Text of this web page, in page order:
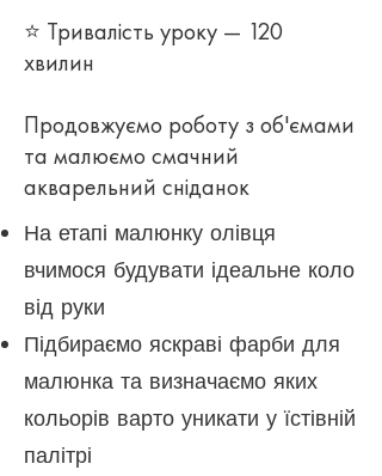
⭐ Тривалість уроку — 120
хвилин
Продовжуємо роботу з об'ємами
та малюємо смачний
акварельний сніданок
На етапі малюнку олівця
вчимося будувати ідеальне коло
від руки
Підбираємо яскраві фарби для
малюнка та визначаємо яких
кольорів варто уникати у їстівній
палітрі